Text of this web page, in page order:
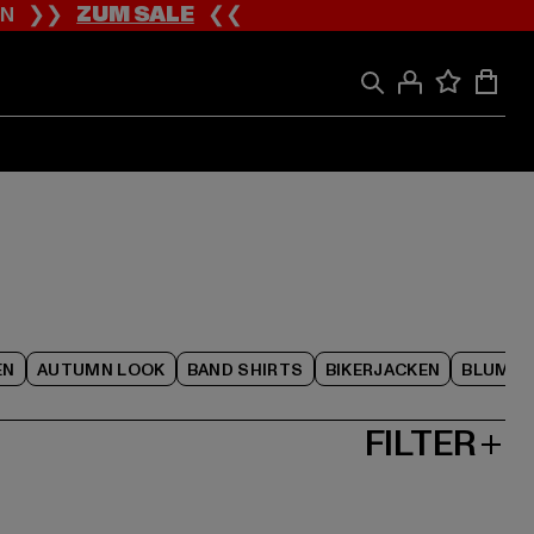
❯❯ZUM SALE❮❮
AUTUMN LOOK BAND SHIRTS BIKERJACKEN
FILTER